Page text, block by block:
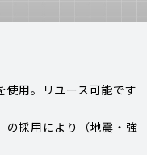
使用。リユース可能です
の採用により（地震・強